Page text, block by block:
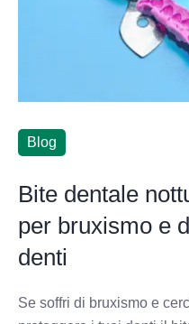
Blog
Bite dentale
per bruxismo e
denti
Se soffri di bruxismo e